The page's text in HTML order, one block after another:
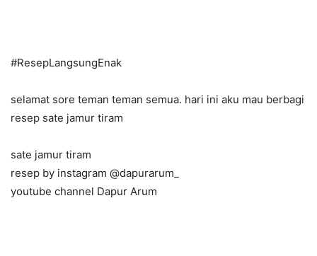
#ResepLangsungEnak
selamat sore teman teman semua. hari ini aku mau berbagi
resep sate jamur tiram
sate jamur tiram
resep by instagram @dapurarum_
youtube channel Dapur Arum